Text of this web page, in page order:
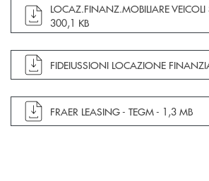
apre documento in una nuova finestra
LOCAZ.FINANZ.MOBILIARE VEICOLI
300,1 KB
apre documento in una nuova finestra
FIDEIUSSIONI LOCAZIONE
apre documento in una nuova finestra
FRAER LEASING - TEGM - 1,3 MB